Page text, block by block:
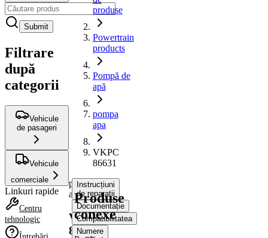
Submit
Filtrare
după
categorii
Vehicule
de pasageri
Vehicule
comerciale
Linkuri rapide
Centru
tehnologic
produse
Powertrain
products
Pompă de
apă
pompa
apa
VKPC
86631
pompa
apa
VKPC
86631
Instrucțiuni
de reparații
Documentație
Compatibilitatea
Numere
Produse
conexe